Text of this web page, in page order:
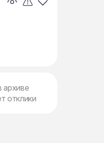
архиве
отклики